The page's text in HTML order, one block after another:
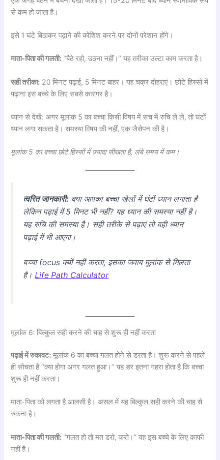
से कम हो जाता है।
इसे 1 घंटे बिठाकर पढ़ाने की कोशिश करने पर दोनों परेशान होंगे।
माता-पिता की गलती: “बैठे रहो, उठना नहीं।” यह तरीका उल्टा काम करता है।
सही तरीका: 20 मिनट पढ़ाई, 5 मिनट बाहर। यह चक्र दोहराएं। छोटे हिस्सों में
पढ़ाना इस बच्चे के लिए सबसे कारगर है।
ध्यान से देखें: अगर मूलांक 5 का बच्चा किसी विषय में सच में रुचि ले ले, तो घंटों
ध्यान लगा सकता है। समस्या विषय की नहीं, एक जैसेपन की है।
मूलांक 5 का बच्चा छोटे हिस्सों में ज़्यादा सीखता है, लंबे समय में कम।
त्वरित जानकारी: क्या आपका बच्चा खेलों में घंटों ध्यान लगाता है
लेकिन पढ़ाई में 5 मिनट भी नहीं? यह ध्यान की समस्या नहीं है।
यह रुचि की समस्या है। सही तरीके से पढ़ाएं तो वही ध्यान
पढ़ाई में भी आएगा।
बच्चा focus क्यों नहीं करता, इसका जवाब मूलांक से मिलता
है।Life Path Calculator
मूलांक 6: बिल्कुल सही करने की चाह से शुरू ही नहीं करता
पढ़ाई में रुकावट: मूलांक 6 का बच्चा गलत होने से डरता है। शुरू करने से पहले
ही सोचता है “क्या होगा अगर गलत हुआ।” यह डर इतना गहरा होता है कि बच्चा
शुरू ही नहीं करता।
माता-पिता को लगता है आलसी है। असल में यह बिल्कुल सही करने की चाह से
रुकना है।
माता-पिता की गलती: “गलत हो तो मत डरो, करो।” यह इस बच्चे के लिए काफी
नहीं है।